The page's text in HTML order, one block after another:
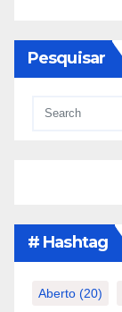
Pesquisar
# Hashtag
Aberto (20)